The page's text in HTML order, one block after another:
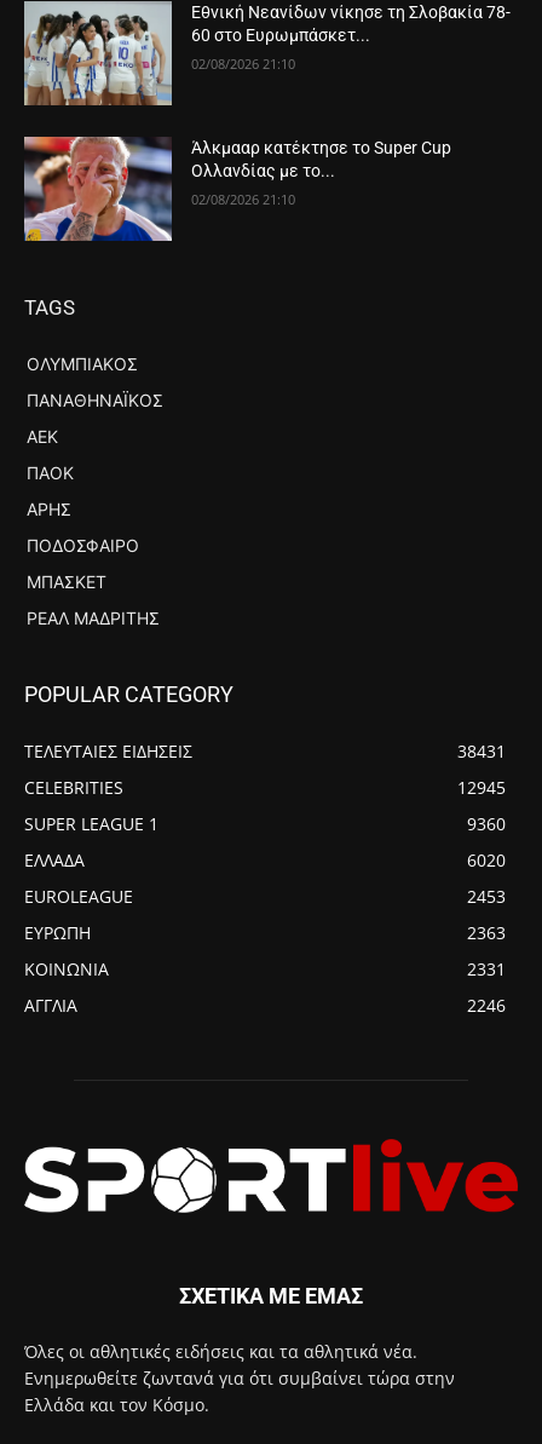
Εθνική Νεανίδων νίκησε τη Σλοβακία 78-
60 στο Ευρωμπάσκετ...
02/08/2026 21:10
Άλκμααρ κατέκτησε το Super Cup
Ολλανδίας με το...
02/08/2026 21:10
TAGS
ΟΛΥΜΠΙΑΚΌΣ
ΠΑΝΑΘΗΝΑΪΚΌΣ
ΑΕΚ
ΠΑΟΚ
ΆΡΗΣ
ΠΟΔΌΣΦΑΙΡΟ
ΜΠΆΣΚΕΤ
ΡΕΆΛ ΜΑΔΡΊΤΗΣ
POPULAR CATEGORY
ΤΕΛΕΥΤΑΙΕΣ ΕΙΔΗΣΕΙΣ
38431
CELEBRITIES
12945
SUPER LEAGUE 1
9360
ΕΛΛΑΔΑ
6020
EUROLEAGUE
2453
ΕΥΡΩΠΗ
2363
ΚΟΙΝΩΝΙΑ
2331
ΑΓΓΛΙΑ
2246
ΣΧΕΤΙΚΑ ΜΕ ΕΜΑΣ
Όλες οι αθλητικές ειδήσεις και τα αθλητικά νέα.
Ενημερωθείτε ζωντανά για ότι συμβαίνει τώρα στην
Ελλάδα και τον Κόσμο.